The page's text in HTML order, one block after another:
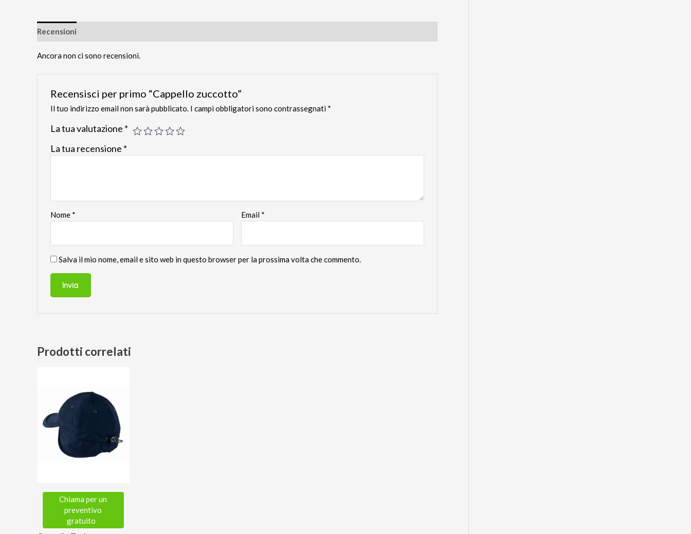
Recensioni
Ancora non ci sono recensioni.
Recensisci per primo “Cappello zuccotto”
Il tuo indirizzo email non sarà pubblicato. I campi obbligatori sono contrassegnati *
La tua valutazione *
La tua recensione *
Nome * Email *
Salva il mio nome, email e sito web in questo browser per la prossima volta che commento.
Prodotti correlati
Chiama per un
preventivo
gratuito